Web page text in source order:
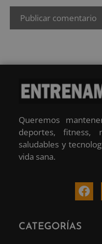
Queremos
deportes, fitness,
saludables y
vida sana.
CATEGORÍAS